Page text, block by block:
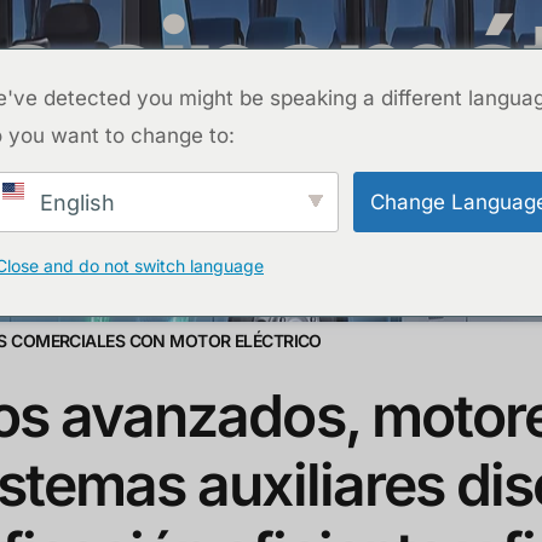
SOBRE
CONTACTO
CONTACTO
eléctrica y auxiliares
de electrificación
COMERCIALES CON MOTOR ELÉCTRICO
avanzados,
auxiliares
detected you might be speaking a different
you want to change to:
English Change
and do not switch language